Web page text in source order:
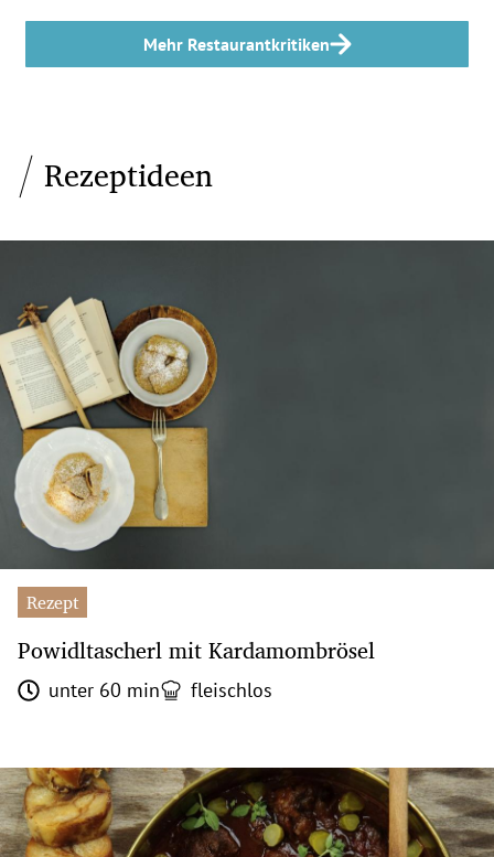
Mehr Restaurantkritiken
Rezeptideen
Rezept
Powidltascherl mit Kardamombrösel
unter 60 min fleischlos